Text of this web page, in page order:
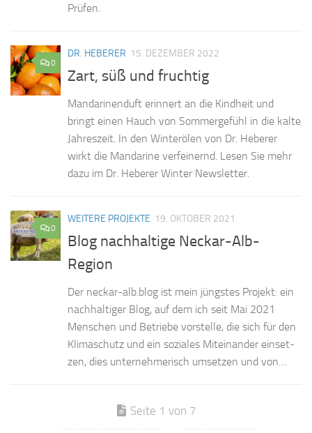
Prüfen.
0
DR. HEBERER 15. DEZEMBER 2022
Zart, süß und fruchtig
Man­da­ri­nen­duft er­in­nert an die Kind­heit und
bringt ei­nen Hauch von Som­mer­ge­fühl in die kal­te
Jah­res­zeit. In den Win­ter­ölen von Dr. He­be­rer
wirkt die Man­da­ri­ne ver­fei­nernd. Le­sen Sie mehr
dazu im Dr. He­be­rer Win­ter Newsletter.
0
WEITERE PROJEKTE 19. OKTOBER 2021
Blog nachhaltige Neckar-Alb-
Region
Der neckar-alb.blog ist mein jüngs­tes Pro­jekt: ein
nach­hal­ti­ger Blog, auf dem ich seit Mai 2021
Men­schen und Be­trie­be vor­stel­le, die sich für den
Kli­ma­schutz und ein so­zia­les Mit­ein­an­der ein­set­
zen, dies un­ter­neh­me­risch um­set­zen und von…
Seite 1 von 7